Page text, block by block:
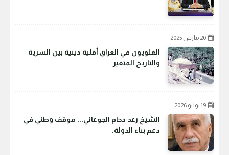
20 مارس 2025
العلويون في العراق أقلية دينية بين السرية
والتاريخ المتغير
19 يوليو 2026
الشيخ رعد دحام الجوعاني... موقف وطني في
دعم بناء الدولة.